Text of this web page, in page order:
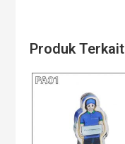
Produk Terkait